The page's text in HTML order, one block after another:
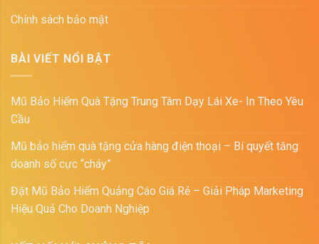
Chính sách bảo mật
BÀI VIẾT NỔI BẬT
Mũ Bảo Hiểm Quà Tặng Trung Tâm Dạy Lái Xe- In Theo Yêu
Cầu
Mũ bảo hiểm quà tặng cửa hàng điện thoại – Bí quyết tăng
doanh số cực “cháy”
Đặt Mũ Bảo Hiểm Quảng Cáo Giá Rẻ – Giải Pháp Marketing
Hiệu Quả Cho Doanh Nghiệp